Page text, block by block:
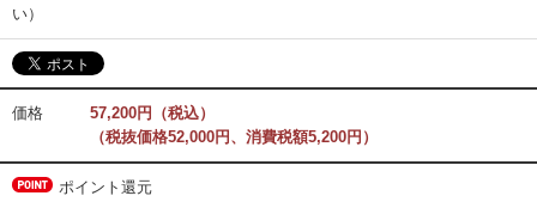
い）
価格
57,200円（税込）
（税抜価格52,000円、消費税額5,200円）
ポイント還元